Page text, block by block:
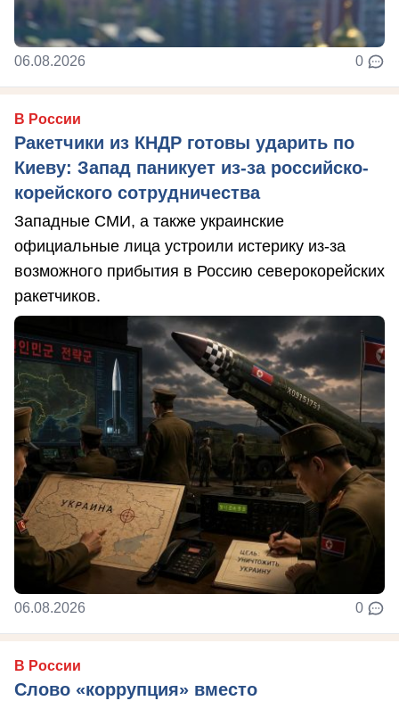
06.08.2026 0
В России
Ракетчики из КНДР готовы ударить по
Киеву: Запад паникует из-за российско-
корейского сотрудничества
Западные СМИ, а также украинские
официальные лица устроили истерику из-за
возможного прибытия в Россию северокорейских
ракетчиков.
06.08.2026 0
В России
Слово «коррупция» вместо